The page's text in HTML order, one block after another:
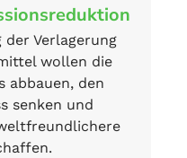
Verlagerung
wollen die
abbauen, den
senken und